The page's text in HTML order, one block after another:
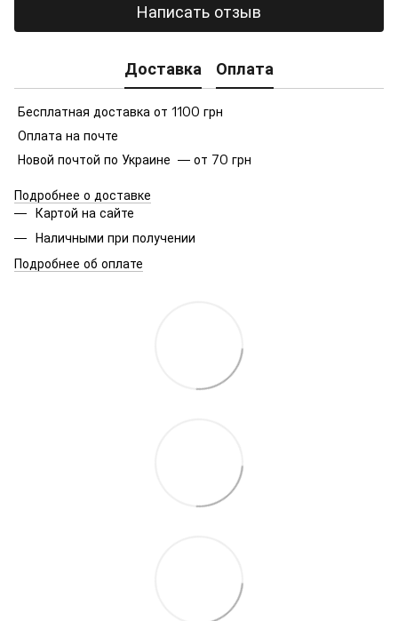
Написать отзыв
Доставка Оплата
Бесплатная доставка от 1100 грн
Оплата на почте
Новой почтой по Украине — от 70 грн
Подробнее о доставке
Картой на сайте
Наличными при получении
Подробнее об оплате